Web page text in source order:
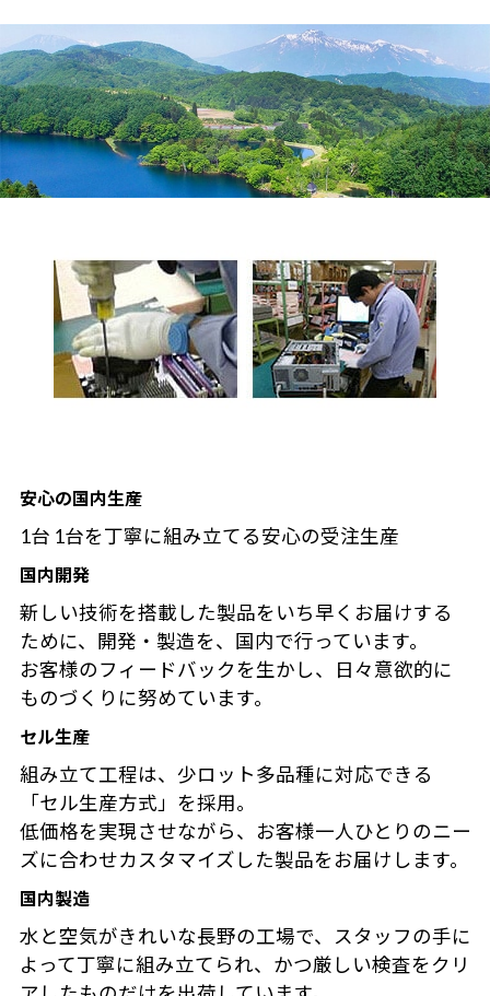
安心の国内生産
1台 1台を丁寧に組み立てる安心の受注生産
国内開発
新しい技術を搭載した製品をいち早くお届けする
ために、開発・製造を、国内で行っています。
お客様のフィードバックを生かし、日々意欲的に
ものづくりに努めています。
セル生産
組み立て工程は、少ロット多品種に対応できる
「セル生産方式」を採用。
低価格を実現させながら、お客様一人ひとりのニー
ズに合わせカスタマイズした製品をお届けします。
国内製造
水と空気がきれいな長野の工場で、スタッフの手に
よって丁寧に組み立てられ、かつ厳しい検査をクリ